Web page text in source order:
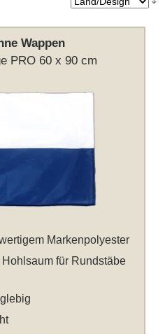
Wappen
PRO 60 x 90 cm
Markenpolyester
für Rundstäbe